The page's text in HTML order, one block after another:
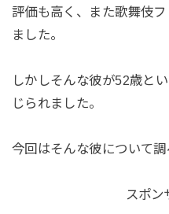
評価も高く、また歌舞伎
ました。
しかしそんな彼が52歳と
じられました。
今回はそんな彼について調
スポン